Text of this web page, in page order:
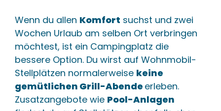
Wenn du allen Komfort suchst und zwei
Wochen Urlaub am selben Ort verbringen
möchtest, ist ein Campingplatz die
bessere Option. Du wirst auf Wohnmobil-
Stellplätzen normalerweise keine
gemütlichen Grill-Abende erleben.
Zusatzangebote wie Pool-Anlagen